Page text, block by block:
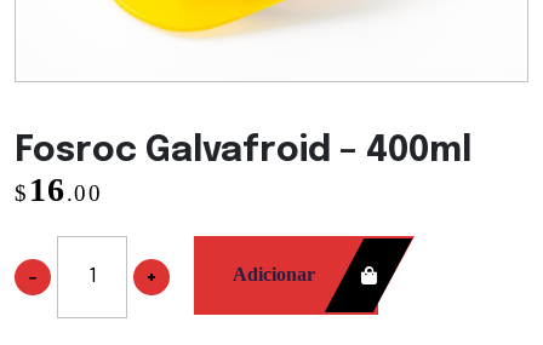
Fosroc Galvafroid – 400ml
$ 16.00
− + Adicionar